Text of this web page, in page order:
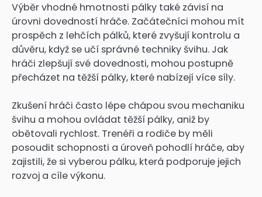
Výběr vhodné hmotnosti pálky také závisí na
úrovni dovedností hráče. Začátečníci mohou mít
prospěch z lehčích pálků, které zvyšují kontrolu a
důvěru, když se učí správné techniky švihu. Jak
hráči zlepšují své dovednosti, mohou postupně
přecházet na těžší pálky, které nabízejí více síly.
Zkušení hráči často lépe chápou svou mechaniku
švihu a mohou ovládat těžší pálky, aniž by
obětovali rychlost. Trenéři a rodiče by měli
posoudit schopnosti a úroveň pohodlí hráče, aby
zajistili, že si vyberou pálku, která podporuje jejich
rozvoj a cíle výkonu.